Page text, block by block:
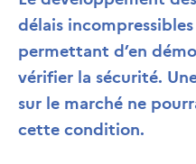
délais
permettant d’en
vérifier la sécurité.
sur le marché ne
cette condition.